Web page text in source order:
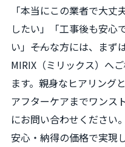
「本当にこの業者で大
したい」「工事後も安心
い」――そんな方には、ま
MIRIX（ミリックス）へ
ます。親身なヒアリング
アフターケアまでワンス
にお問い合わせください
安心・納得の価格で実現